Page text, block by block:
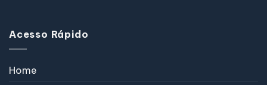
Acesso Rápido
Home